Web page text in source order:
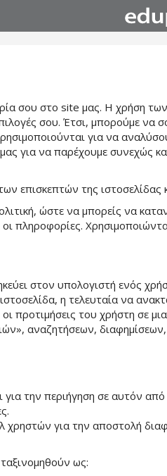
σου στο site μας. Η χρήση
σου. Έτσι, μπορούμε να
για να
για να παρέχουμε συνεχώς
επισκεπτών της ιστοσελίδας
ώστε να μπορείς να
πληροφορίες.
στον υπολογιστή ενός
η τελευταία να
προτιμήσεις του χρήστη σε
αναζητήσεων,
την περιήγηση σε αυτόν
χρηστών για την αποστολή
ως: